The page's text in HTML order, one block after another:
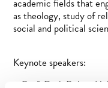
academic fields that
as theology, study of
social and political
Keynote speakers:
– Prof. Ruth Behar,